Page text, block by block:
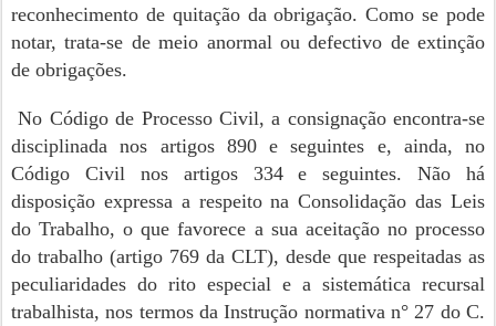
reconhecimento de quitação da obrigação. Como se pode
notar, trata-se de meio anormal ou defectivo de extinção
de obrigações.
No Código de Processo Civil, a consignação encontra-se
disciplinada nos artigos 890 e seguintes e, ainda, no
Código Civil nos artigos 334 e seguintes. Não há
disposição expressa a respeito na Consolidação das Leis
do Trabalho, o que favorece a sua aceitação no processo
do trabalho (artigo 769 da CLT), desde que respeitadas as
peculiaridades do rito especial e a sistemática recursal
trabalhista, nos termos da Instrução normativa n° 27 do C.